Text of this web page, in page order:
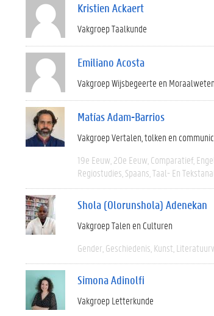
Kristien Ackaert
Vakgroep Taalkunde
Emiliano Acosta
Vakgroep Wijsbegeerte en
Matías Adam-Barrios
Vakgroep Vertalen, tolken en
19e Eeuw 20e Eeuw Comparatief
Regiostudies Spaans Taal- En
Shola (Olorunshola) Adenekan
Vakgroep Talen en Culturen
Gender Geschiedenis Kunst
Simona Adinolfi
Vakgroep Letterkunde